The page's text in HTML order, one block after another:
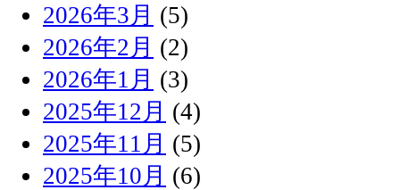
2026年3月 (5)
2026年2月 (2)
2026年1月 (3)
2025年12月 (4)
2025年11月 (5)
2025年10月 (6)